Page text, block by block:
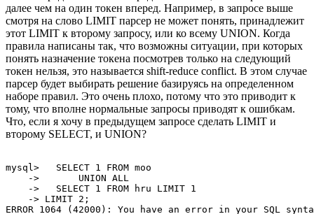
далее чем на один токен вперед. Например, в запросе выше
смотря на слово LIMIT парсер не может понять, принадлежит
этот LIMIT к второму запросу, или ко всему UNION. Когда
правила написаны так, что возможны ситуации, при которых
понять назначение токена посмотрев только на следующий
токен нельзя, это называется shift-reduce conflict. В этом случае
парсер будет выбирать решение базируясь на определенном
наборе правил. Это очень плохо, потому что это приводит к
тому, что вполне нормальные запросы приводят к ошибкам.
Что, если я хочу в предыдущем запросе сделать LIMIT и
второму SELECT, и UNION?
mysql>   SELECT 1 FROM moo
    ->       UNION ALL
    ->   SELECT 1 FROM hru LIMIT 1
    -> LIMIT 2;